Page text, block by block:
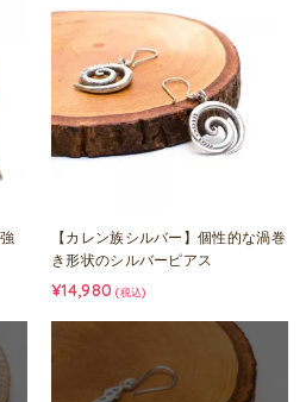
【カレン族シルバー】個性的な渦巻
き形状のシルバーピアス
¥14,980 (税込)